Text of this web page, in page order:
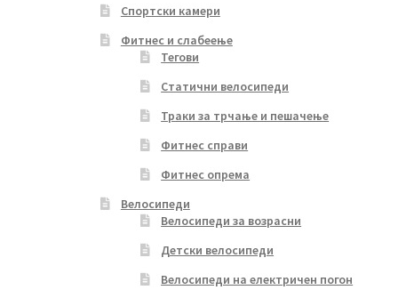
Спортски камери
Фитнес и слабеење
Тегови
Статични велосипеди
Траки за трчање и пешачење
Фитнес справи
Фитнес опрема
Велосипеди
Велосипеди за возрасни
Детски велосипеди
Велосипеди на електричен погон